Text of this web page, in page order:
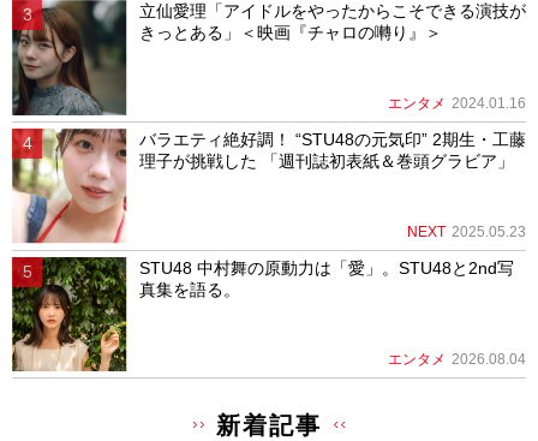
立仙愛理「アイドルをやったからこそできる演技が
きっとある」＜映画『チャロの囀り』＞
エンタメ 2024.01.16
バラエティ絶好調！ “STU48の元気印” 2期生・工藤
理子が挑戦した 「週刊誌初表紙＆巻頭グラビア」
NEXT 2025.05.23
STU48 中村舞の原動力は「愛」。STU48と2nd写
真集を語る。
エンタメ 2026.08.04
新着記事